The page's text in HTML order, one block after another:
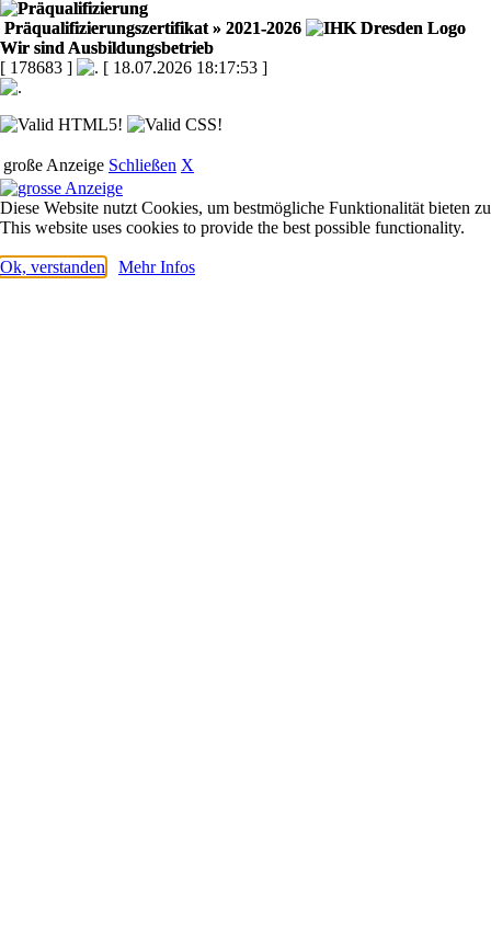
Präqualifizierungszertifikat » 2021-2026
Wir sind Ausbildungsbetrieb
[ 178683 ]
[ 18.07.2026 18:17:53 ]
große Anzeige Schließen X
Diese Website nutzt Cookies, um bestmögliche Funktionalität bieten
This website uses cookies to provide the best possible functionality.
Ok, verstanden Mehr Infos